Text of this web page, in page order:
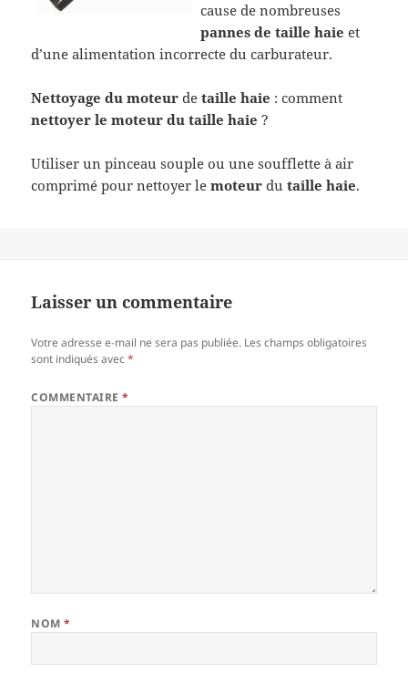
cause de nombreuses
pannes de taille haie et
d’une alimentation incorrecte du carburateur.
Nettoyage du moteur detaille haie : comment
nettoyer le moteur du taille haie?
Utiliser un pinceau souple ou une soufflette à air
comprimé pour nettoyer lemoteurdutaille haie.
Laisser un commentaire
Votre adresse e-mail ne sera pas publiée. Les champs obligatoires
sont indiqués avec*
COMMENTAIRE*
NOM*